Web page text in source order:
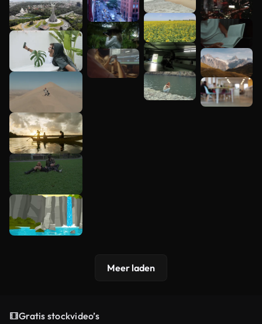
Meer laden
Gratis stockvideo’s